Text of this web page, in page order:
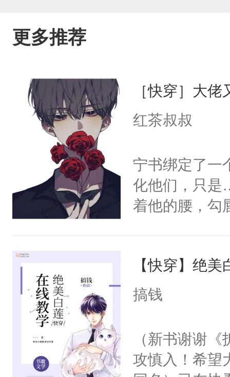
更多推荐
［快穿］大
红茶叔叔
宁书绑定了一
化他们，只是
着他的腰，勾
来，给老公
用力——为你
【快穿】绝
搞钱
（新书谢谢
攻慎入！希望